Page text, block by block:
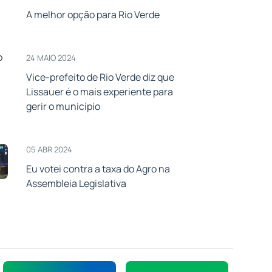
A melhor opção para Rio Verde
24 MAIO 2024
Vice-prefeito de Rio Verde diz que
Lissauer é o mais experiente para
gerir o município
05 ABR 2024
Eu votei contra a taxa do Agro na
Assembleia Legislativa